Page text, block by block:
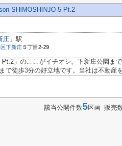
SHIMOSHINJO-5 Pt.2
庄 」駅
下新庄 ５丁目2-29
Pt.2」のここがイチオシ。下新庄公園ま
で徒歩3分の好立地です。当社は不動産
該当公開件数5区画 販売